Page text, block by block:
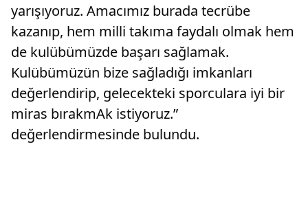
yarışıyoruz. Amacımız burada tecrübe
kazanıp, hem milli takıma faydalı olmak hem
de kulübümüzde başarı sağlamak.
Kulübümüzün bize sağladığı imkanları
değerlendirip, gelecekteki sporculara iyi bir
miras bırakmAk istiyoruz.”
değerlendirmesinde bulundu.